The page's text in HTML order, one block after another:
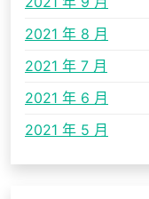
2021 年 8 月
2021 年 7 月
2021 年 6 月
2021 年 5 月